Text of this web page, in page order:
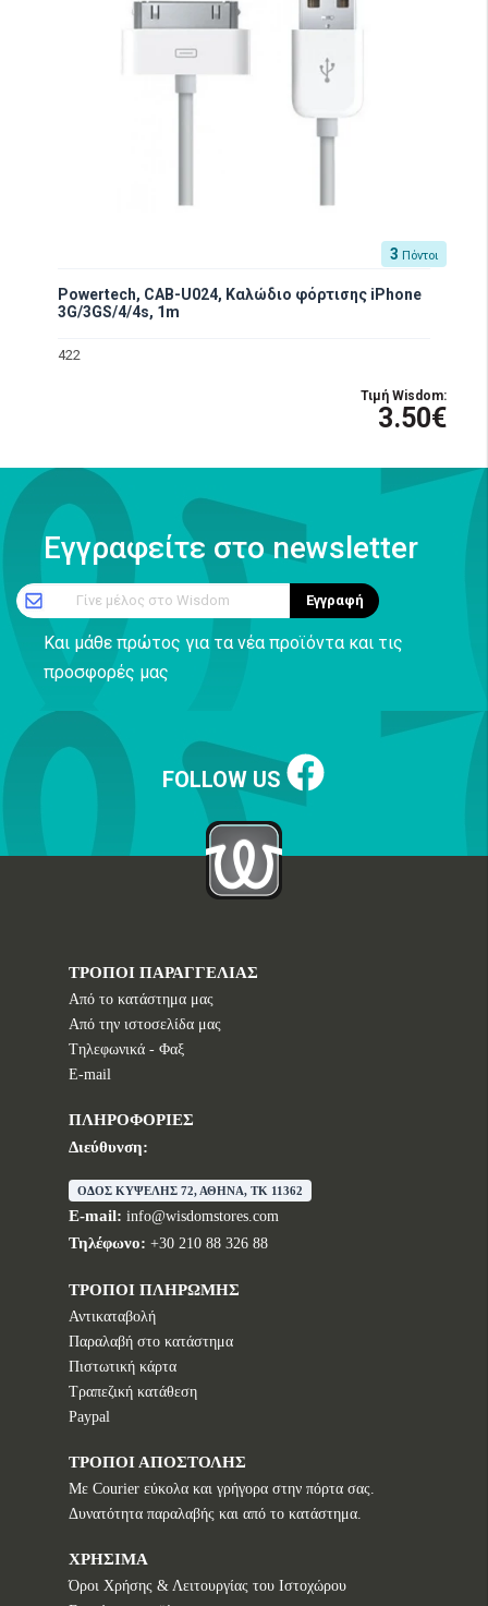
3 Πόντοι
Powertech, CAB-U024, Καλώδιο φόρτισης iPhone
3G/3GS/4/4s, 1m
422
Τιμή Wisdom:
3.50€
Εγγραφείτε στο newsletter
Γίνε μέλος στο Wisdom Εγγραφή
Και μάθε πρώτος για τα νέα προϊόντα και τις
προσφορές μας
FOLLOW US
ΤΡΟΠΟΙ ΠΑΡΑΓΓΕΛΙΑΣ
Από το κατάστημα μας
Από την ιστοσελίδα μας
Tηλεφωνικά - Φαξ
E-mail
ΠΛΗΡΟΦΟΡΙΕΣ
Διεύθυνση:
ΟΔΟΣ ΚΥΨΕΛΗΣ 72, ΑΘΗΝΑ, TK 11362
E-mail: info@wisdomstores.com
Τηλέφωνο: +30 210 88 326 88
ΤΡΟΠΟΙ ΠΛΗΡΩΜΗΣ
Αντικαταβολή
Παραλαβή στο κατάστημα
Πιστωτική κάρτα
Τραπεζική κατάθεση
Paypal
ΤΡΟΠΟΙ ΑΠΟΣΤΟΛΗΣ
Με Courier εύκολα και γρήγορα στην πόρτα σας.
Δυνατότητα παραλαβής και από το κατάστημα.
ΧΡΗΣΙΜΑ
Όροι Χρήσης & Λειτουργίας του Ιστοχώρου